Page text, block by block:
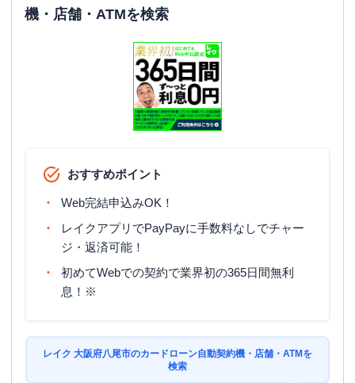
機・店舗・ATMを検索
おすすめポイント
Web完結申込みOK！
レイクアプリでPayPayに手数料なしでチャー
ジ・返済可能！
初めてWebでの契約で業界初の365日間無利
息！※
レイク 大阪府八尾市のカードローン自動契約機・店舗・ATMを
検索